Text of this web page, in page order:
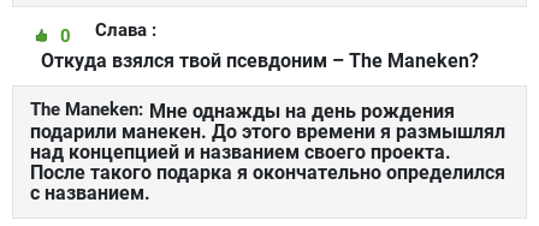
Слава :
0
Откуда взялся твой псевдоним – The Maneken?
The Maneken: Мне однажды на день рождения
подарили манекен. До этого времени я размышлял
над концепцией и названием своего проекта.
После такого подарка я окончательно определился
с названием.